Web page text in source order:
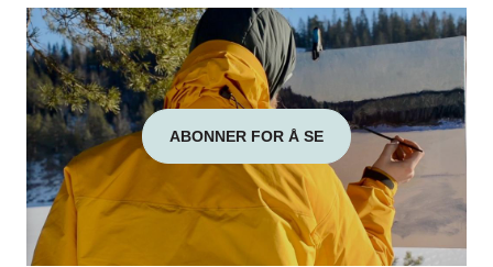
ABONNER FOR Å SE